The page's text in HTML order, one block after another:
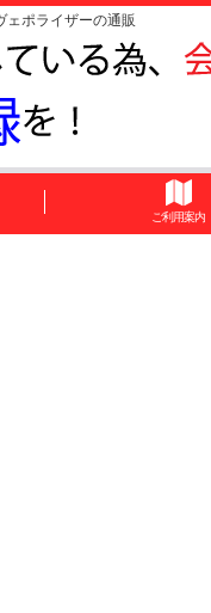
ェポライザーの通販
ご利用案内